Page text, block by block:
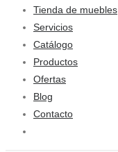
Tienda de muebles
Servicios
Catálogo
Productos
Ofertas
Blog
Contacto